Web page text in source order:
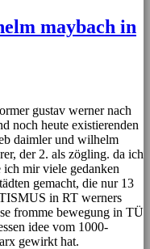
maybach in
gustav werner nach
noch heute existierenden
daimler und wilhelm
der 2. als zögling. da ich
mir viele gedanken
gemacht, die nur 13
in RT werners
fromme bewegung in TÜ
idee vom 1000-
gewirkt hat.